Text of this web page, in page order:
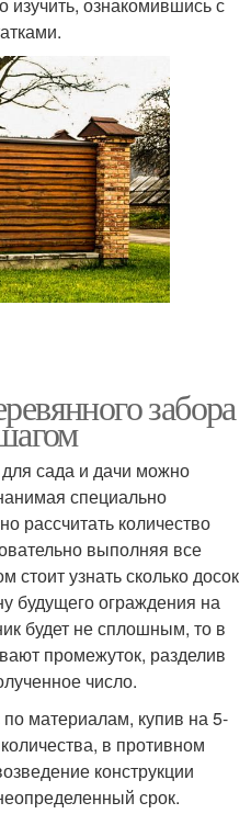
забора
сада и дачи можно
специально
рассчитать количество
выполняя все
узнать сколько досок
будущего ограждения на
будет не сплошным, то в
промежуток, разделив
число.
материалам, купив на 5-
в противном
конструкции
срок.